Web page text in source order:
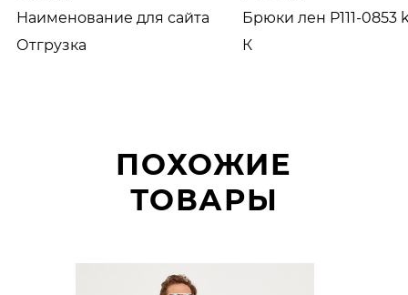
Наименование для сайта
Брюки лен P111-0853
Отгрузка
К
ПОХОЖИЕ
ТОВАРЫ